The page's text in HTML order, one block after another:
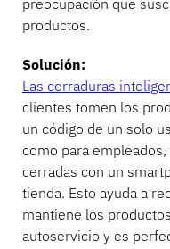
preocupación que
productos.
Solución:
Las cerraduras
clientes tomen los
un código de un solo
como para
cerradas con un
tienda. Esto ayuda a
mantiene los
autoservicio y es